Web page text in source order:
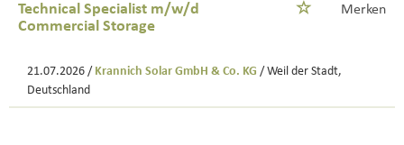
Technical Specialist m/w/d
Commercial Storage
Merken
21.07.2026 / Krannich Solar GmbH & Co. KG / Weil der Stadt,
Deutschland